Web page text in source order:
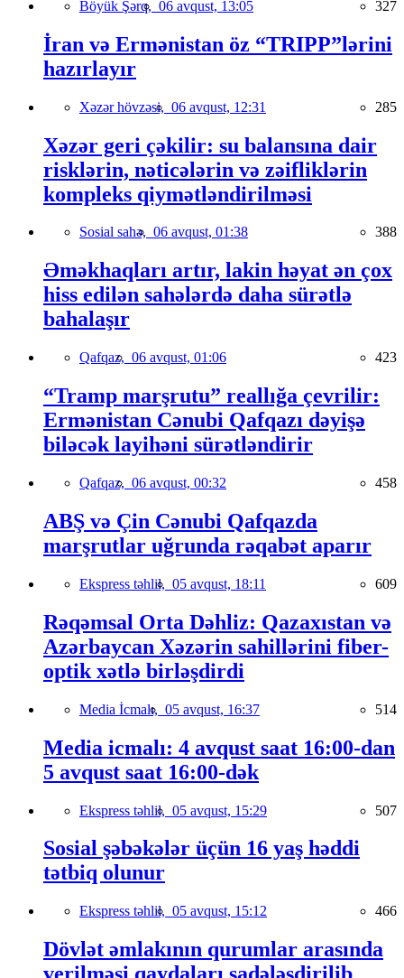
Böyük Şərq, 06 avqust, 13:05 327
İran və Ermənistan öz “TRIPP”lərini
hazırlayır
Xəzər hövzəsi, 06 avqust, 12:31 285
Xəzər geri çəkilir: su balansına dair
risklərin, nəticələrin və zəifliklərin
kompleks qiymətləndirilməsi
Sosial sahə, 06 avqust, 01:38 388
Əməkhaqları artır, lakin həyat ən çox
hiss edilən sahələrdə daha sürətlə
bahalaşır
Qafqaz, 06 avqust, 01:06 423
“Tramp marşrutu” reallığa çevrilir:
Ermənistan Cənubi Qafqazı dəyişə
biləcək layihəni sürətləndirir
Qafqaz, 06 avqust, 00:32 458
ABŞ və Çin Cənubi Qafqazda
marşrutlar uğrunda rəqabət aparır
Ekspress təhlil, 05 avqust, 18:11 609
Rəqəmsal Orta Dəhliz: Qazaxıstan və
Azərbaycan Xəzərin sahillərini fiber-
optik xətlə birləşdirdi
Media İcmalı, 05 avqust, 16:37 514
Media icmalı: 4 avqust saat 16:00-dan
5 avqust saat 16:00-dək
Ekspress təhlil, 05 avqust, 15:29 507
Sosial şəbəkələr üçün 16 yaş həddi
tətbiq olunur
Ekspress təhlil, 05 avqust, 15:12 466
Dövlət əmlakının qurumlar arasında